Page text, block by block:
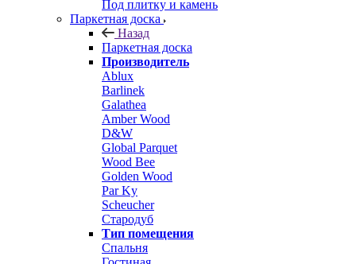
Под плитку и камень
Паркетная доска
Назад
Паркетная доска
Производитель
Ablux
Barlinek
Galathea
Amber Wood
D&W
Global Parquet
Wood Bee
Golden Wood
Par Ky
Scheucher
Стародуб
Тип помещения
Спальня